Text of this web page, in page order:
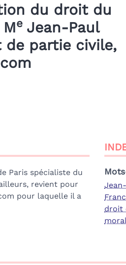
du droit du
e Jean-Paul
de partie civile,
Paris spécialiste du
revient pour
pour laquelle il a
droit